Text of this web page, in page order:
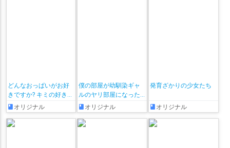
どんなおっぱいがお好
きですか? キミの好きな
おっぱいがきっと見つ
かるアンソロジー
オリジナル
僕の部屋が幼馴染ギャ
ルのヤリ部屋になった
話 オリジナル
発育ざかりの少女たち
オリジナル